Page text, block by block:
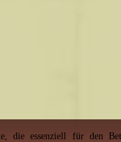
die essenziell für den